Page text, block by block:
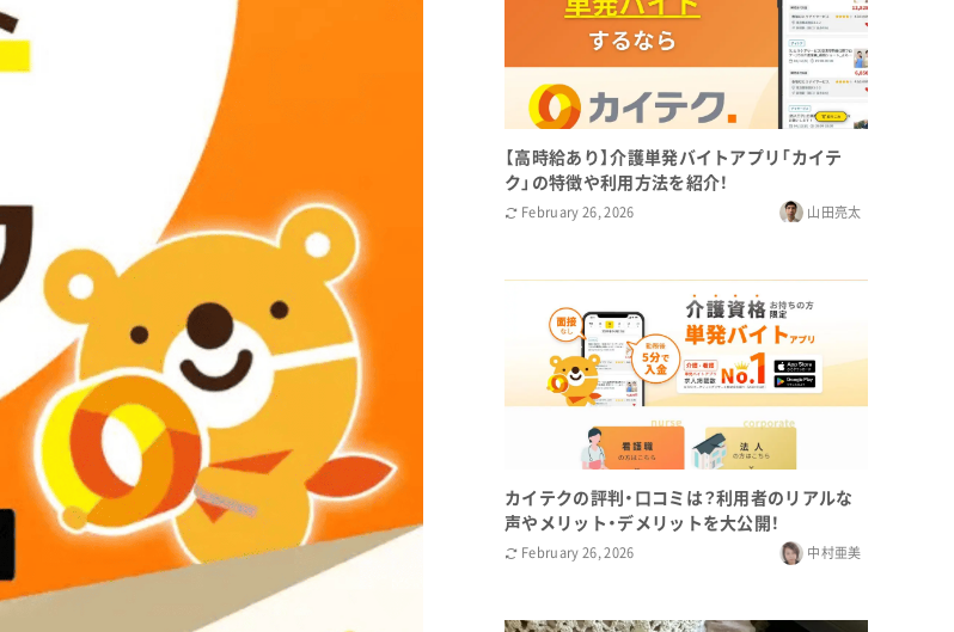
【高時給あり】介護単発バイトアプリ「カイテ
ク」の特徴や利用方法を紹介！
February 26, 2026 山田亮太
カイテクの評判・口コミは？利用者のリアルな
声やメリット・デメリットを大公開！
February 26, 2026 中村亜美